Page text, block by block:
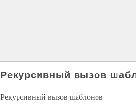
Рекурсивный вызов
Рекурсивный вызов шаблонов